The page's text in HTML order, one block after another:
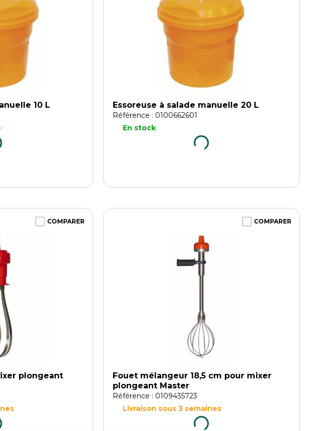
10 L Essoreuse à salade manuelle 20 L
Référence : 0100662601
En stock
plongeant
COMPARER
Fouet mélangeur 18,5 cm pour mixer
plongeant Master
Référence : 0109435723
Livraison sous 3 semaines
COMPARER